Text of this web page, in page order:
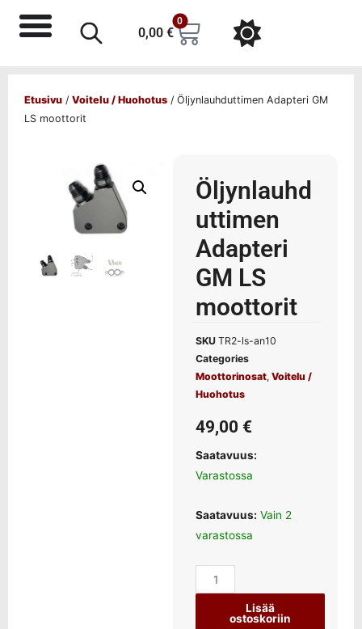
0,00 €
0
Etusivu / Voitelu / Huohotus / Öljynlauhduttimen Adapteri GM
LS moottorit
Öljynlauhd
uttimen
Adapteri
GM LS
moottorit
SKU TR2-ls-an10
Categories
Moottorinosat, Voitelu /
Huohotus
49,00 €
Saatavuus:
Varastossa
Saatavuus: Vain 2
varastossa
Lisää
ostoskoriin